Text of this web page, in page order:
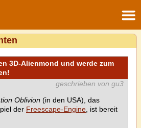
3D-Alienmond und werde zum
geschrieben von gu3
Oblivion (in den USA), das
der Freescape-Engine , ist bereit